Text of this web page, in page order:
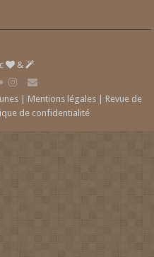
&
| Mentions légales | Revue de
de confidentialité